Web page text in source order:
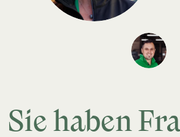
Sie haben